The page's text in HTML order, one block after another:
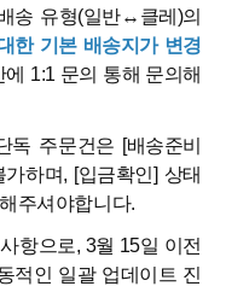
송 유형(일반↔클레)의
한 기본 배송지가 변경
1:1 문의 통해 문의해
독 주문건은 [배송준비
하며, [입금확인] 상태
주셔야합니다.
항으로, 3월 15일 이전
적인 일괄 업데이트 진